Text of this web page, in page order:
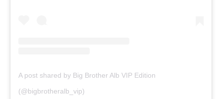
A post shared by Big Brother Alb VIP Edition
(@bigbrotheralb_vip)